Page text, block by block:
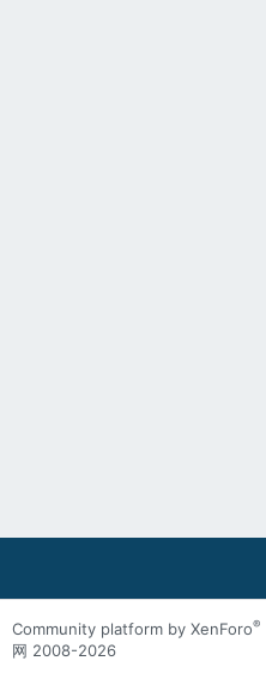
Community platform by XenForo®
网 2008-2026